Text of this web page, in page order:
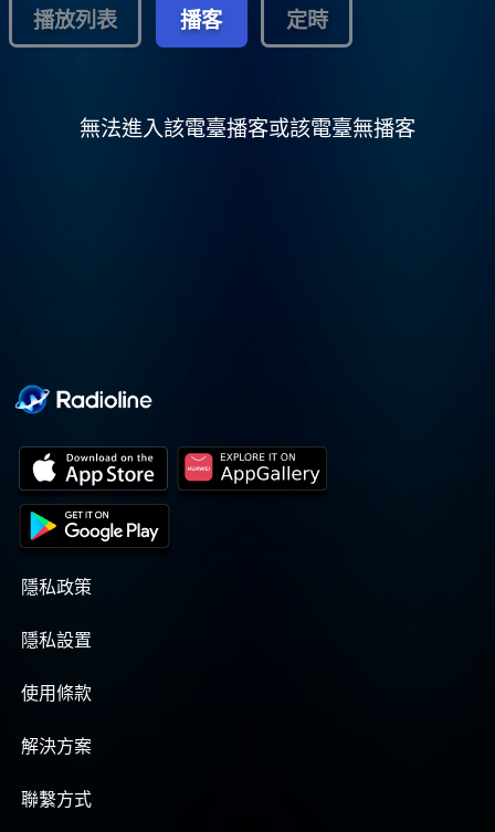
播放列表 播客 定時
無法進入該電臺播客或該電臺無播客
隱私政策
隱私設置
使用條款
解決方案
聯繫方式